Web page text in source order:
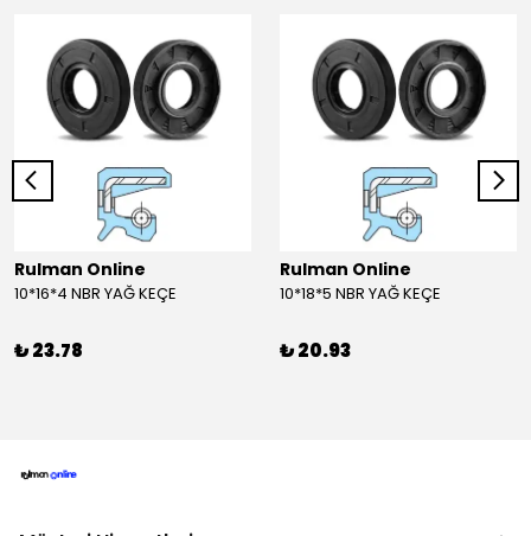
Rulman Online
10*16*4 NBR YAĞ KEÇE
₺ 23.78
Rulman Online
10*18*5 NBR YAĞ KEÇE
₺ 20.93